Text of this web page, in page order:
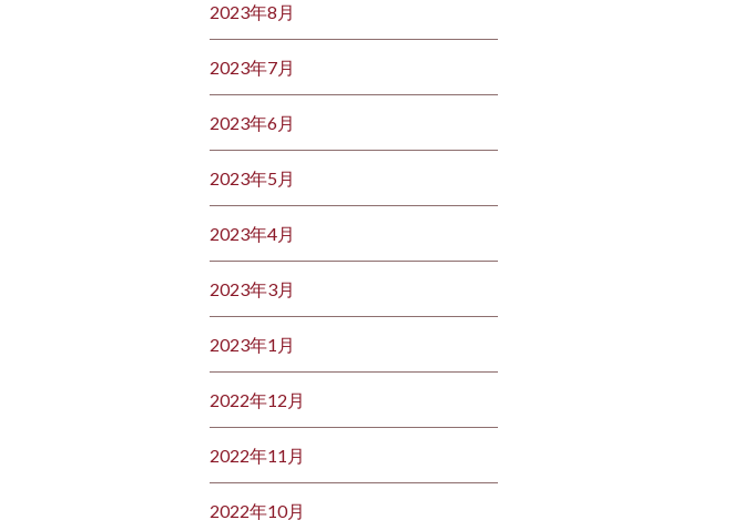
2023年8月
2023年7月
2023年6月
2023年5月
2023年4月
2023年3月
2023年1月
2022年12月
2022年11月
2022年10月